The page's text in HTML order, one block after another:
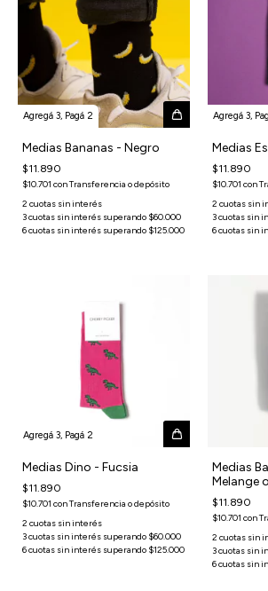
Agregá 3, Pagá 2
Medias Bananas - Negro
$11.890
$10.701 conTransferencia o depósito
Agregá 3,
Medias
$11.890
$10.701 con
Agregá 3, Pagá 2
Medias Dino - Fucsia
$11.890
$10.701 conTransferencia o depósito
Medias
Melange
$11.890
$10.701 con